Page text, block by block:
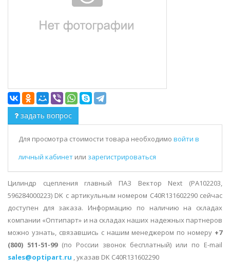
задать вопрос
Для просмотра стоимости товара необходимо войти в
личный кабинет или зарегистрироваться
Цилиндр сцепления главный ПАЗ Вектор Next (PA102203,
596284000223) DK с артикульным номером C40R131602290 сейчас
доступен для заказа. Информацию по наличию на складах
компании «Оптипарт» и на складах наших надежных партнеров
можно узнать, связавшись с нашим менеджером по номеру +7
(800) 511-51-99(по России звонок бесплатный) или по E-mail
sales@optipart.ru , указав DK C40R131602290